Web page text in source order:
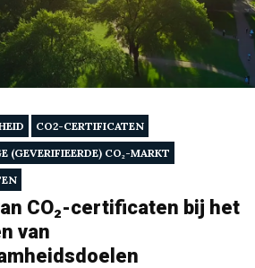
CO2-CERTIFICATEN
(GEVERIFIEERDE) CO₂-MARKT
CO₂-certificaten bij het
van